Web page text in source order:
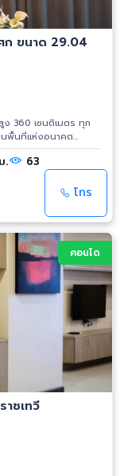
ก ขนาด 29.04
360 เซนติเมตร ทุก
พื้นที่แห่งอนาคต
กยภาพในทําเลที่เพรียบ
วยการคมนาคมที่
ไม่กี่อึดใจ สร้าง
รเลือกใช้วัสดุคุณภาพ
รับกับชีวิตคนเมือง
ละประโยชน์ใช้สอย
. 63
โทร
คอนโด
ชเทวี